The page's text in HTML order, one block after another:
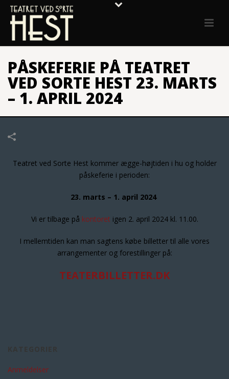
PÅSKEFERIE PÅ TEATRET
VED SORTE HEST 23. MARTS
– 1. APRIL 2024
Teatret ved Sorte Hest kommer ægge-højtiden i hu og holder
påskeferie i perioden:
23. marts – 1. april 2024
Vi er tilbage på kontoret igen 2. april 2024 kl. 11.00.
I mellemtiden kan man sagtens købe billetter til alle vores
arrangementer og forestillinger på:
TEATERBILLETTER.DK
Anmeldelser